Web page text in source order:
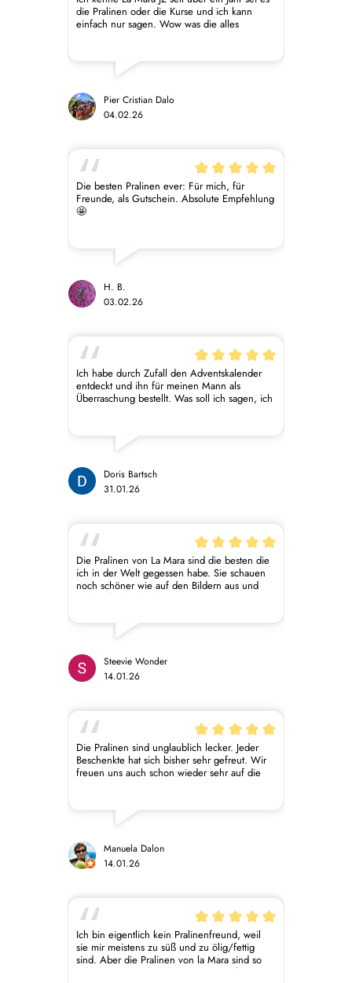
die Pralinen oder die Kurse und ich kann
einfach nur sagen. Wow was die alles
machen. Die Pralinen sind Mega meine
waren auch sehr informativ und man konnte
sehr viel lernen was die vegane Patisserie
einfach zu Probieren ist ein Erlebnis.
Pier Cristian Dalo
04.02.26
Die besten Pralinen ever: Für mich, für
Freunde, als Gutschein. Absolute Empfehlung
🤩
H. B.
03.02.26
Ich habe durch Zufall den Adventskalender
entdeckt und ihn für meinen Mann als
Überraschung bestellt. Was soll ich sagen, ich
habe mich etwas geärgert den Kalender nicht
probieren lassen und ich war begeistert von
Geschmack und Aussehen. Etwas ganz
Schokoladenliebhaber eine tolle Sache.
Doris Bartsch
31.01.26
Die Pralinen von La Mara sind die besten die
ich in der Welt gegessen habe. Sie schauen
noch schöner wie auf den Bildern aus und
sind unfassbar lecker. Es ist eine
jedem im Leben wünschen würde. Es sind so
viele verschiedene Geschmacksrichtungen,
sage ich, der eigentlich keine Schokolade
mag. Aber La Mara ist mehr als nur eine
Schokolade. Danke das es euch gibt, macht
Steevie Wonder
14.01.26
Die Pralinen sind unglaublich lecker. Jeder
Beschenkte hat sich bisher sehr gefreut. Wir
freuen uns auch schon wieder sehr auf die
Manuela Dalon
14.01.26
Ich bin eigentlich kein Pralinenfreund, weil
sie mir meistens zu süß und zu ölig/fettig
sind. Aber die Pralinen von la Mara sind so
toll abgestimmt und eben nicht zu süß oder